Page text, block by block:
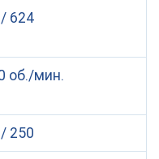
624
об./мин.
250